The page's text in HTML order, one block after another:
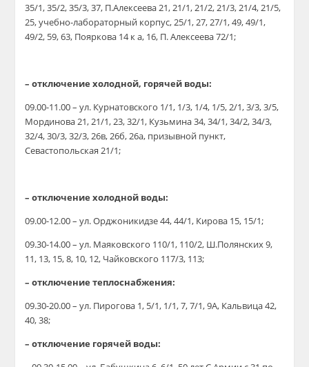
35/1, 35/2, 35/3, 37, П.Алексеева 21, 21/1, 21/2, 21/3, 21/4, 21/5,
25, учебно-лабораторный корпус, 25/1, 27, 27/1, 49, 49/1,
49/2, 59, 63, Пояркова 14 к а, 16, П. Алексеева 72/1;
– отключение холодной, горячей воды:
09.00-11.00 – ул. Курнатовского 1/1, 1/3, 1/4, 1/5, 2/1, 3/3, 3/5,
Мординова 21, 21/1, 23, 32/1, Кузьмина 34, 34/1, 34/2, 34/3,
32/4, 30/3, 32/3, 26в, 26б, 26а, призывной пункт,
Севастопольская 21/1;
– отключение холодной воды:
09.00-12.00 – ул. Орджоникидзе 44, 44/1, Кирова 15, 15/1;
09.30-14.00 – ул. Маяковского 110/1, 110/2, Ш.Полянских 9,
11, 13, 15, 8, 10, 12, Чайковского 117/3, 113;
– отключение теплоснабжения:
09.30-20.00 – ул. Пирогова 1, 5/1, 1/1, 7, 7/1, 9А, Кальвица 42,
40, 38;
– отключение горячей воды: